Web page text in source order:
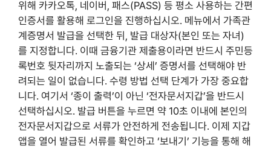
위해 카카오톡, 네이버, 패스(PASS) 등 평소 사용하는 간편
인증서를 활용해 로그인을 진행하십시오. 메뉴에서 가족관
계증명서 발급을 선택한 뒤, 발급 대상자(본인 또는 자녀)
를 지정합니다. 이때 금융기관 제출용이라면 반드시 주민등
록번호 뒷자리까지 노출되는 ‘상세’ 증명서를 선택해야 반
려되는 일이 없습니다. 수령 방법 선택 단계가 가장 중요합
니다. 여기서 ‘종이 출력’이 아닌 ‘전자문서지갑’을 반드시
선택하십시오. 발급 버튼을 누르면 약 10초 이내에 본인의
전자문서지갑으로 서류가 안전하게 전송됩니다. 이제 지갑
앱을 열어 발급된 서류를 확인하고 ‘보내기’ 기능을 통해 해